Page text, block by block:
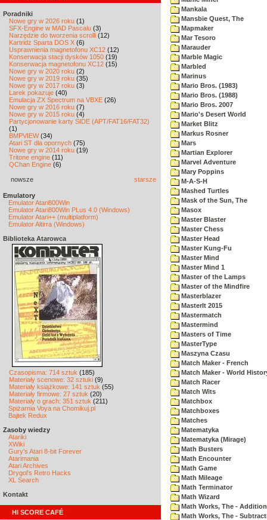
Poradniki
Nowe gry w 2026 roku (1)
SFX-Engine w MAD Pascalu (3)
Narzędzie do tworzenia scrolli (12)
Kartridż Sparta DOS X (6)
Usprawnienia magnetofonu XC12 (12)
Konserwacja stacji dysków 1050 (19)
Konserwacja magnetofonu XC12 (15)
Nowe gry w 2020 roku (2)
Nowe gry w 2019 roku (35)
Nowe gry w 2017 roku (3)
Larek pokazuje (40)
Emulacja ZX Spectrum na VBXE (26)
Nowe gry w 2016 roku (7)
Nowe gry w 2015 roku (4)
Partycjonowanie karty SIDE (APT/FAT16/FAT32)
(1)
BMPVIEW(34)
Atari ST dla opornych (75)
Nowe gry w 2014 roku (19)
Tritone engine (11)
QChan Engine (6)
nowsze starsze
Emulatory
Emulator Atari800Win
Emulator Atari800Win PLus 4.0 (Windows)
Emulator Atari++ (multiplatform)
Emulator Altirra (Windows)
Biblioteka Atarowca
Czasopisma: 714 sztuk (185)
Materiały scenowe: 32 sztuki (9)
Materiały książkowe: 141 sztuk (55)
Materiały firmowe: 27 sztuk (20)
Materiały o grach: 351 sztuk (211)
Spiżarnia Voya na Chomikuj.pl
Bajtek Redux
Zasoby wiedzy
Atariki
XWiki
Gury's Atari 8-bit Forever
Atarimania
Atari Archives
Drygol's Retro Hacks
XL Search
Kontakt
HI SCORE CAFÉ
Mankala
Mansbie Quest, The
Mapmaker
Mar Tesoro
Marauder
Marble Magic
Marbled
Marinus
Mario Bros. (1983)
Mario Bros. (1988)
Mario Bros. 2007
Mario's Desert World
Market Blitz
Markus Rosner
Mars
Martian Explorer
Marvel Adventure
Mary Poppins
M-A-S-H
Mashed Turtles
Mask of the Sun, The
Masox
Master Blaster
Master Chess
Master Head
Master Kung-Fu
Master Mind
Master Mind 1
Master of the Lamps
Master of the Mindfire
Masterblazer
MasterIt 2015
Mastermatch
Mastermind
Masters of Time
MasterType
Maszyna Czasu
Match Maker - French
Match Maker - World
Match Racer
Match Wits
Matchbox
Matchboxes
Matches
Matematyka
Matematyka (Mirage)
Math Busters
Math Encounter
Math Game
Math Mileage
Math Terminator
Math Wizard
Math Works, The - Addition
Math Works, The -